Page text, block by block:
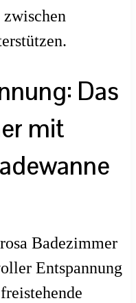
Das
mit
Badezimmer
Entspannung